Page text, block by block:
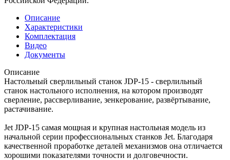
Описание
Характеристики
Комплектация
Видео
Документы
Описание
Настольный сверлильный станок JDP-15 - сверлильный
станок настольного исполнения, на котором производят
сверление, рассверливание, зенкерование, развёртывание,
растачивание.
Jet JDP-15 самая мощная и крупная настольная модель из
начальной серии профессиональных станков Jet. Благодаря
качественной проработке деталей механизмов она отличается
хорошими показателями точности и долговечности.